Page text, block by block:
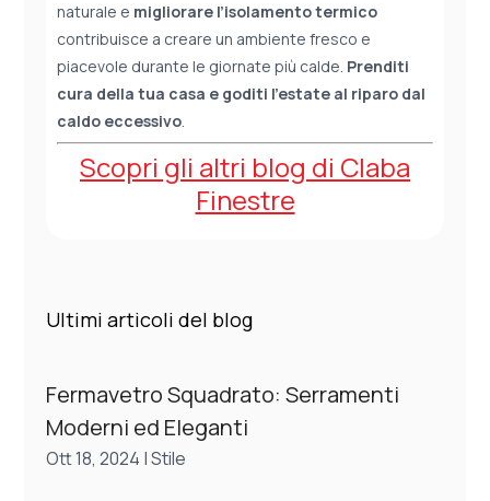
naturale e migliorare l’isolamento termico
contribuisce a creare un ambiente fresco e
piacevole durante le giornate più calde. Prenditi
cura della tua casa e goditi l’estate al riparo dal
caldo eccessivo.
Scopri gli altri blog di Claba
Finestre
Ultimi articoli del blog
Fermavetro Squadrato: Serramenti
Moderni ed Eleganti
Ott 18, 2024 |Stile